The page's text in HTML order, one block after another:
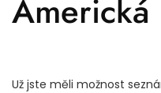
Americká
Už jste měli možnost